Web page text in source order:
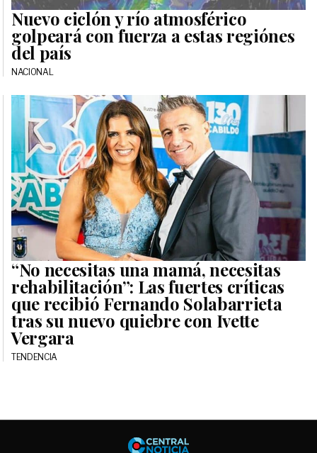
Nuevo ciclón y río atmosférico
golpeará con fuerza a estas regiónes
del país
NACIONAL
“No necesitas una mamá, necesitas
rehabilitación”: Las fuertes críticas
que recibió Fernando Solabarrieta
tras su nuevo quiebre con Ivette
Vergara
TENDENCIA